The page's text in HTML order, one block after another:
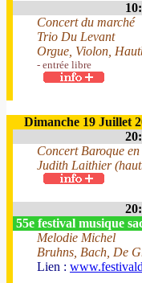
Concert du marché
Trio Du Levant
Orgue, Violon,
- entrée libre
Dimanche 19 Juillet
Concert Baroque
Judith Laithier
55e festival musique
Melodie Michel
Bruhns, Bach, De
Lien :